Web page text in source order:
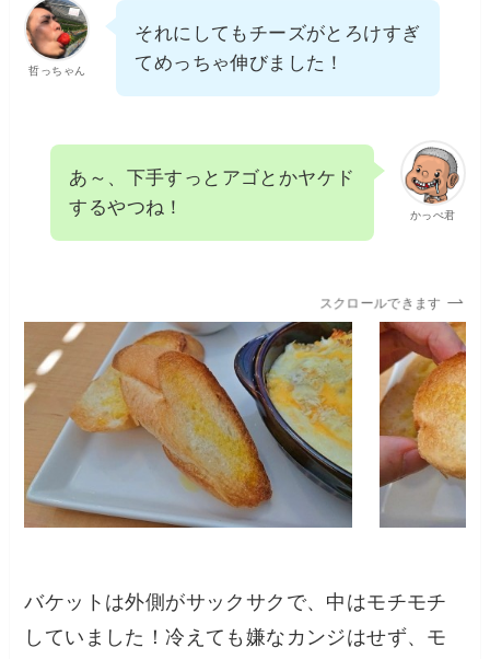
哲っちゃん
それにしてもチーズがとろけすぎ
てめっちゃ伸びました！
かっぺ君
あ～、下手すっとアゴとかヤケド
するやつね！
スクロールできます
バケットは外側がサックサクで、中はモチモチ
していました！冷えても嫌なカンジはせず、モ